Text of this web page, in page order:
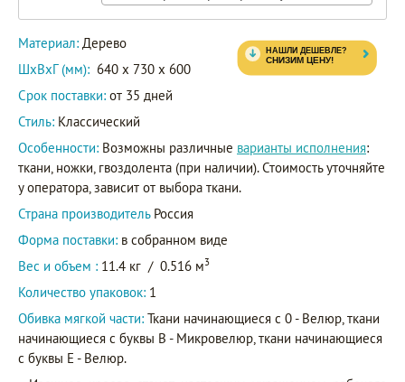
B18
M13-
B-
B14
M13-
B05
M13-
B-
B12
M13
Материал: Дерево
ШxВxГ (мм): 640 x 730 x 600
Срок поставки: от 35 дней
Стиль: Классический
Особенности: Возможны различные варианты исполнения:
ткани, ножки, гвоздолента (при наличии). Стоимость уточняйте
у оператора, зависит от выбора ткани.
Страна производитель Россия
Форма поставки: в собранном виде
Вес и объем : 11.4 кг / 0.516 м3
Количество упаковок: 1
Обивка мягкой части: Ткани начинающиеся с 0 - Велюр, ткани
начинающиеся с буквы B - Микровелюр, ткани начинающиеся
с буквы E - Велюр.